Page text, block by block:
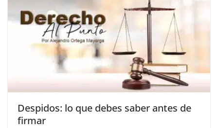
Despidos: lo que debes saber antes de
firmar